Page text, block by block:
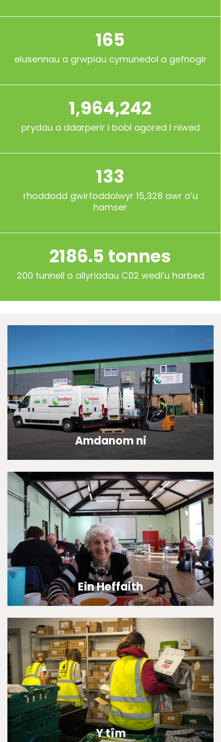
165
elusennau a grwpiau cymunedol a gefnogir
1,964,242
prydau a ddarperir i bobl agored i niwed
133
rhoddodd gwirfoddolwyr 15,328 awr o’u
hamser
2186.5 tonnes
200 tunnell o allyriadau C02 wedi’u harbed
Amdanom ni
dros ben
Find out more
Ein Heffaith
Dros y blynyddoedd diwethaf, mae ein siwrne wedi gweld twf
gymuned. Er ein bod
Find out more
Y tîm